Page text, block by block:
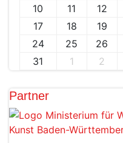
10
11 12
17
18 19
24
25 26
31
1 2
Partner